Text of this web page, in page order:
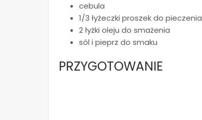
cebula
1/3 łyżeczki proszek do pieczenia
2 łyżki oleju do smażenia
sól i pieprz do smaku
PRZYGOTOWANIE